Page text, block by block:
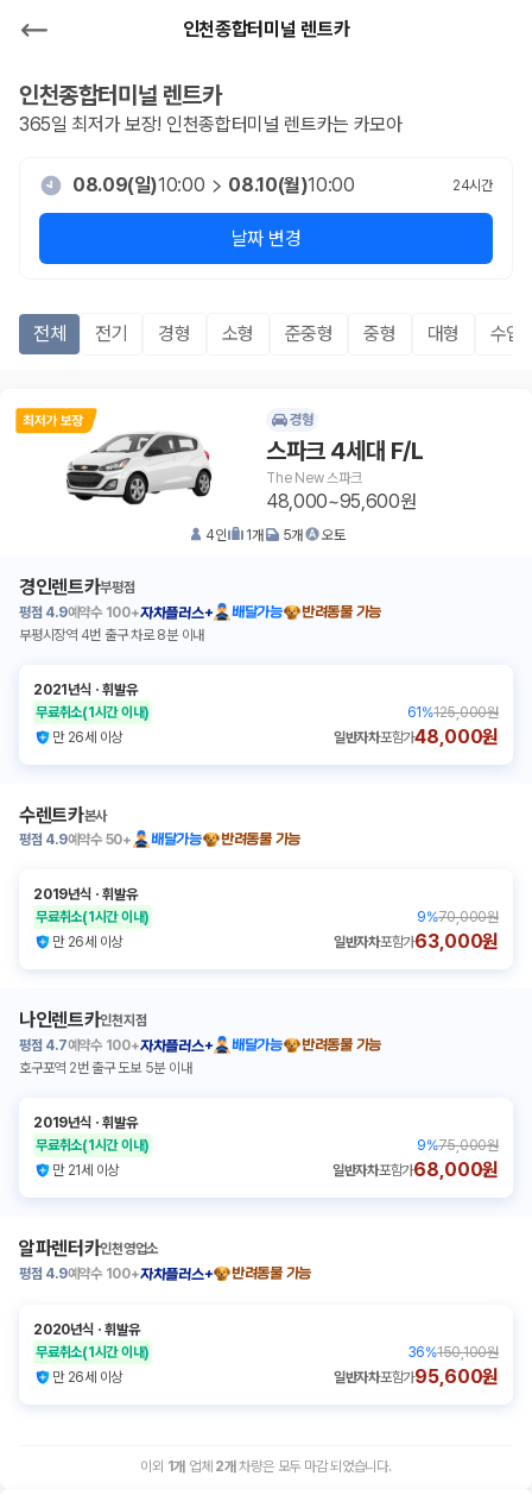
인천종합터미널 렌트카
인천종합터미널 렌트카
365일 최저가 보장! 인천종합터미널 렌트카는 카모아
08.09(일)10:00 08.10(월)10:00 24시간
날짜 변경
전체 전기 경형 소형 준중형 중형 대형 수입
경형
스파크 4세대 F/L
The New 스파크
48,000~95,600원
4인 1개 5개 오토
경인렌트카부평점
평점 4.9예약수 100+자차플러스+ 배달가능
반려동물 가능
부평시장역 4번 출구 차로 8분 이내
2021년식 ㆍ휘발유
무료취소(1시간 이내) 61 %125,000원
만 26세 이상
일반자차포함가48,000원
수렌트카본사
평점 4.9예약수 50+ 배달가능 반려동물 가능
2019년식 ㆍ휘발유
무료취소(1시간 이내) 9%70,000원
만 26세 이상
일반자차포함가63,000원
나인렌트카인천지점
평점 4.7예약수 100+자차플러스+ 배달가능
반려동물 가능
호구포역 2번 출구 도보 5분 이내
2019년식 ㆍ휘발유
무료취소(1시간 이내) 9%75,000원
만 21세 이상
일반자차포함가68,000원
알파렌터카인천영업소
평점 4.9예약수 100+자차플러스+ 반려동물 가능
2020년식 ㆍ휘발유
무료취소(1시간 이내) 36%150,100원
만 26세 이상
일반자차포함가95,600원
이외 1개 업체 2개 차량은 모두 마감 되었습니다.